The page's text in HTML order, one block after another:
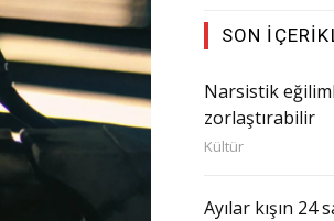
SON
Narsistik
zorlaştırabilir
Kültür
Ayılar kışın